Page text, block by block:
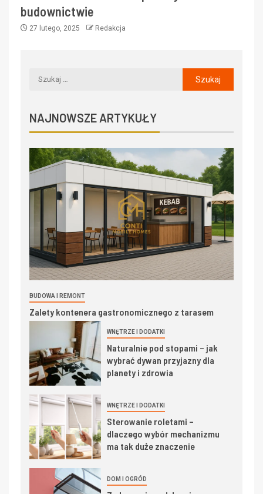
budownictwie
27 lutego, 2025 Redakcja
NAJNOWSZE ARTYKUŁY
BUDOWA I REMONT
Zalety kontenera gastronomicznego z tarasem
WNĘTRZE I DODATKI
Naturalnie pod stopami – jak
wybrać dywan przyjazny dla
planety i zdrowia
WNĘTRZE I DODATKI
Sterowanie roletami –
dlaczego wybór mechanizmu
ma tak duże znaczenie
DOM I OGRÓD